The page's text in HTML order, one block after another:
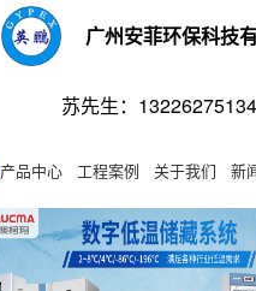
广州安菲环保科技
苏先生：13226275134
产品中心 工程案例 关于我们 新